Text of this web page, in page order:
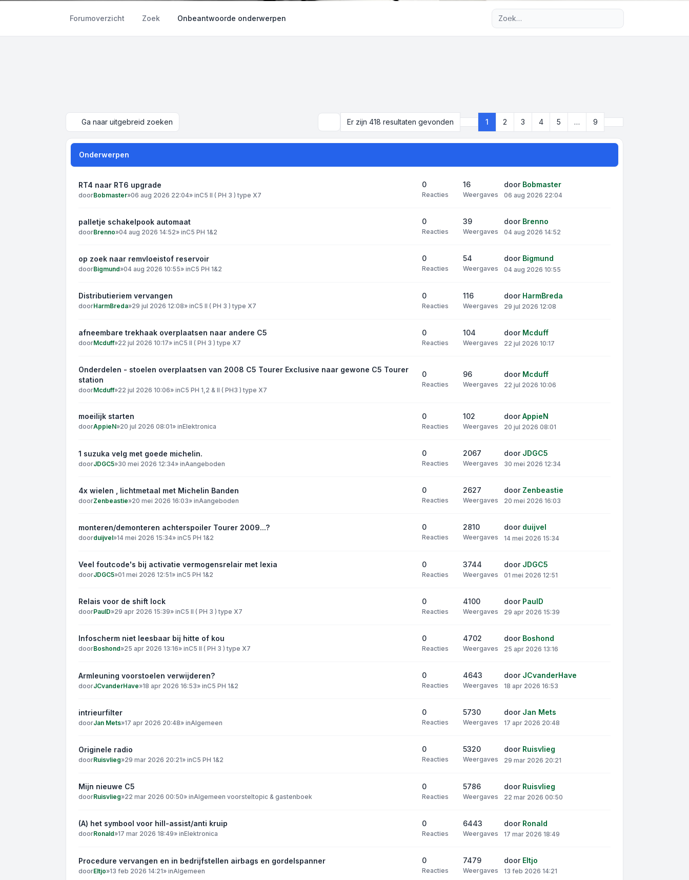
Forumoverzicht Zoek Onbeantwoorde onderwerpen
Ga naar uitgebreid zoeken Er zijn 418 resultaten gevonden Pagina van
1 2 3 4 5 … 9
Onderwerpen
RT4 naar RT6 upgrade
doorBobmaster»06 aug 2026 22:04» inC5 II ( PH 3 ) type X7
0
Reacties
16
Weergaves
door Bobmaster
06 aug 2026 22:04
palletje schakelpook automaat
doorBrenno»04 aug 2026 14:52» inC5 PH 1&2
0
Reacties
39
Weergaves
door Brenno
04 aug 2026 14:52
op zoek naar remvloeistof reservoir
doorBigmund»04 aug 2026 10:55» inC5 PH 1&2
0
Reacties
54
Weergaves
door Bigmund
04 aug 2026 10:55
Distributieriem vervangen
doorHarmBreda»29 jul 2026 12:08» inC5 II ( PH 3 ) type X7
0
Reacties
116
Weergaves
door HarmBreda
29 jul 2026 12:08
afneembare trekhaak overplaatsen naar andere C5
doorMcduff»22 jul 2026 10:17» inC5 II ( PH 3 ) type X7
0
Reacties
104
Weergaves
door Mcduff
22 jul 2026 10:17
Onderdelen - stoelen overplaatsen van 2008 C5 Tourer Exclusive naar gewone C5 Tourer
station
doorMcduff»22 jul 2026 10:06» inC5 PH 1,2 & II ( PH3 ) type X7
0
Reacties
96
Weergaves
door Mcduff
22 jul 2026 10:06
moeilijk starten
doorAppieN»20 jul 2026 08:01» inElektronica
0
Reacties
102
Weergaves
doorAppieN
20 jul 2026 08:01
1 suzuka velg met goede michelin.
doorJDGC5»30 mei 2026 12:34» inAangeboden
0
Reacties
2067
Weergaves
door JDGC5
30 mei 2026 12:34
4x wielen , lichtmetaal met Michelin Banden
doorZenbeastie»20 mei 2026 16:03» inAangeboden
0
Reacties
2627
Weergaves
door Zenbeastie
20 mei 2026 16:03
monteren/demonteren achterspoiler Tourer 2009...?
doorduijvel»14 mei 2026 15:34» inC5 PH 1&2
0
Reacties
2810
Weergaves
door duijvel
14 mei 2026 15:34
Veel foutcode's bij activatie vermogensrelair met lexia
doorJDGC5»01 mei 2026 12:51» inC5 PH 1&2
0
Reacties
3744
Weergaves
door JDGC5
01 mei 2026 12:51
Relais voor de shift lock
doorPaulD»29 apr 2026 15:39» inC5 II ( PH 3 ) type X7
0
Reacties
4100
Weergaves
door PaulD
29 apr 2026 15:39
Infoscherm niet leesbaar bij hitte of kou
doorBoshond»25 apr 2026 13:16» inC5 II ( PH 3 ) type X7
0
Reacties
4702
Weergaves
door Boshond
25 apr 2026 13:16
Armleuning voorstoelen verwijderen?
doorJCvanderHave»18 apr 2026 16:53» inC5 PH 1&2
0
Reacties
4643
Weergaves
door JCvanderHave
18 apr 2026 16:53
intrieurfilter
doorJan Mets»17 apr 2026 20:48» inAlgemeen
0
Reacties
5730
Weergaves
door Jan Mets
17 apr 2026 20:48
Originele radio
doorRuisvlieg»29 mar 2026 20:21» inC5 PH 1&2
0
Reacties
5320
Weergaves
door Ruisvlieg
29 mar 2026 20:21
Mijn nieuwe C5
doorRuisvlieg»22 mar 2026 00:50» inAlgemeen voorsteltopic & gastenboek
0
Reacties
5786
Weergaves
door Ruisvlieg
22 mar 2026 00:50
(A) het symbool voor hill-assist/anti kruip
doorRonald»17 mar 2026 18:49» inElektronica
0
Reacties
6443
Weergaves
door Ronald
17 mar 2026 18:49
Procedure vervangen en in bedrijfstellen airbags en gordelspanner
doorEltjo»13 feb 2026 14:21» inAlgemeen
0
Reacties
7479
Weergaves
door Eltjo
13 feb 2026 14:21